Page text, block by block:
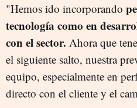
"Hemos ido incorporando
tecnología como en
con el sector. Ahora que
el siguiente salto, nuestra
equipo, especialmente en
directo con el cliente y el